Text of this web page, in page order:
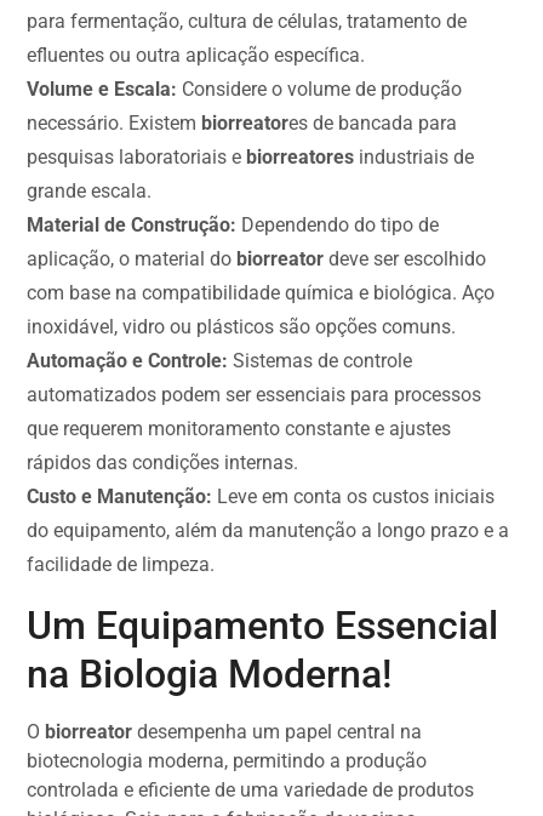
para fermentação, cultura de células, tratamento de
efluentes ou outra aplicação específica.
Volume e Escala: Considere o volume de produção
necessário. Existem biorreatores de bancada para
pesquisas laboratoriais e biorreatores industriais de
grande escala.
Material de Construção: Dependendo do tipo de
aplicação, o material do biorreator deve ser escolhido
com base na compatibilidade química e biológica. Aço
inoxidável, vidro ou plásticos são opções comuns.
Automação e Controle: Sistemas de controle
automatizados podem ser essenciais para processos
que requerem monitoramento constante e ajustes
rápidos das condições internas.
Custo e Manutenção: Leve em conta os custos iniciais
do equipamento, além da manutenção a longo prazo e a
facilidade de limpeza.
Um Equipamento Essencial
na Biologia Moderna!
O biorreator desempenha um papel central na
biotecnologia moderna, permitindo a produção
controlada e eficiente de uma variedade de produtos